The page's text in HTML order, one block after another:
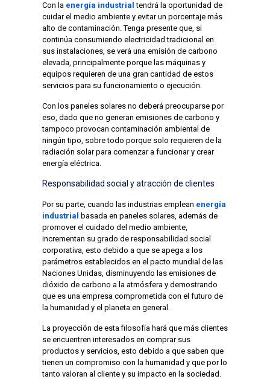
Con la energía industrial tendrá la oportunidad de
cuidar el medio ambiente y evitar un porcentaje más
alto de contaminación. Tenga presente que, si
continúa consumiendo electricidad tradicional en
sus instalaciones, se verá una emisión de carbono
elevada, principalmente porque las máquinas y
equipos requieren de una gran cantidad de estos
servicios para su funcionamiento o ejecución.
Con los paneles solares no deberá preocuparse por
eso, dado que no generan emisiones de carbono y
tampoco provocan contaminación ambiental de
ningún tipo, sobre todo porque solo requieren de la
radiación solar para comenzar a funcionar y crear
energía eléctrica.
Responsabilidad social y atracción de clientes
Por su parte, cuando las industrias emplean energía
industrial
basada en paneles solares, además de
promover el cuidado del medio ambiente,
incrementan su grado de responsabilidad social
corporativa, esto debido a que se apega a los
parámetros establecidos en el pacto mundial de las
Naciones Unidas, disminuyendo las emisiones de
dióxido de carbono a la atmósfera y demostrando
que es una empresa comprometida con el futuro de
la humanidad y el planeta en general.
La proyección de esta filosofía hará que más clientes
se encuentren interesados en comprar sus
productos y servicios, esto debido a que saben que
tienen un compromiso con la humanidad y que por lo
tanto valoran al cliente y su impacto en la sociedad.